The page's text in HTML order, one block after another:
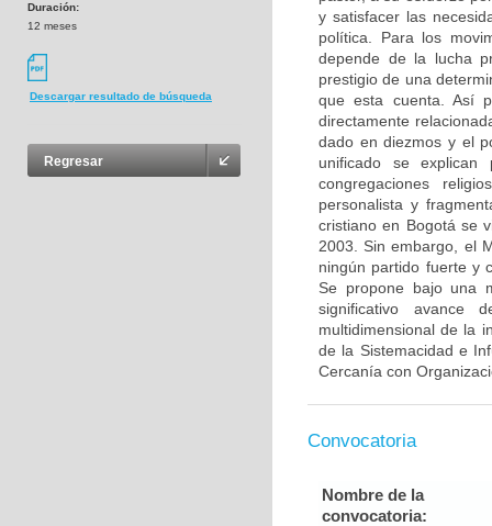
Duración:
12 meses
Descargar resultado de búsqueda
Regresar
y satisfacer las
política. Para los
depende de la lucha
prestigio de una
que esta cuenta. Así
directamente
dado en diezmos y el
unificado se
congregaciones
personalista y
cristiano en Bogotá se
2003. Sin embargo, el
ningún partido fuerte y
Se propone bajo una
significativo avance
multidimensional de la
de la Sistemacidad e
Cercanía con
Convocatoria
Nombre de la
convocatoria: